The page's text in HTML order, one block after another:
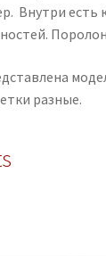
Внутри есть
Поролон
разные.